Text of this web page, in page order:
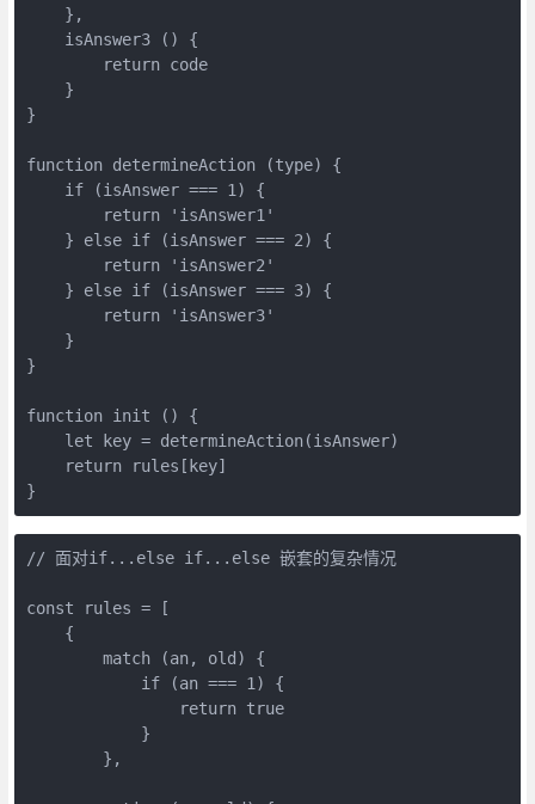
    },
    isAnswer3 () {
        return code
    }
}
function determineAction (type) {
    if (isAnswer === 1) {
        return 'isAnswer1'
    } else if (isAnswer === 2) {
        return 'isAnswer2'
    } else if (isAnswer === 3) {
        return 'isAnswer3'
    }
}
function init () {
    let key = determineAction(isAnswer)
    return rules[key]
}
// 面对if...else if...else 嵌套的复杂情况
const rules = [
    {
        match (an, old) {
            if (an === 1) {
                return true
            }
        },